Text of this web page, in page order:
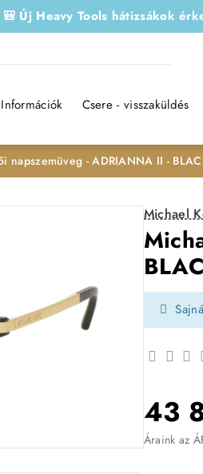
🎒 Új Heavy Tools hátizsákok
Információk Csere - visszaküldés
napszemüveg - ADRIANNA II -
Michael
43
Áraink az